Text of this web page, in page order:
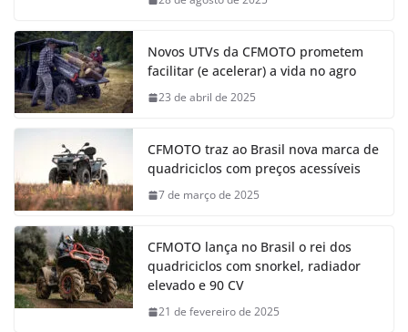
Novos UTVs da CFMOTO prometem
facilitar (e acelerar) a vida no agro
23 de abril de 2025
CFMOTO traz ao Brasil nova marca de
quadriciclos com preços acessíveis
7 de março de 2025
CFMOTO lança no Brasil o rei dos
quadriciclos com snorkel, radiador
elevado e 90 CV
21 de fevereiro de 2025